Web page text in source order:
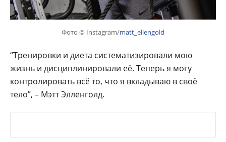
Фото © Instagram/matt_ellengold
“Тренировки и диета систематизировали мою
жизнь и дисциплинировали её. Теперь я могу
контролировать всё то, что я вкладываю в своё
тело”, – Мэтт Элленголд.